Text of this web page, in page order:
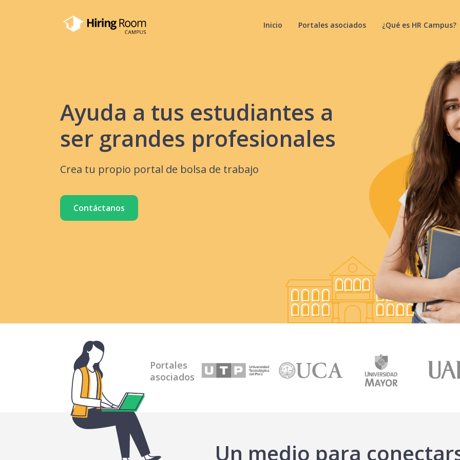
Inicio Portales asociados ¿Qué es HR Campus?
Ayuda a tus estudiantes a
ser grandes profesionales
Crea tu propio portal de bolsa de trabajo
Contáctanos
Portales
asociados
Un medio para